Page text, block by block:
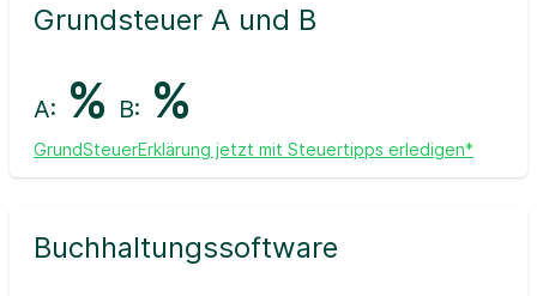
Grundsteuer A und B
A: % B: %
GrundSteuerErklärung jetzt mit Steuertipps erledigen*
Buchhaltungssoftware